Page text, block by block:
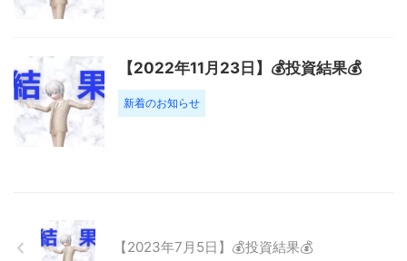
【2022年11月23日】💰投資結果💰
新着のお知らせ
【2023年7月5日】💰投資結果💰